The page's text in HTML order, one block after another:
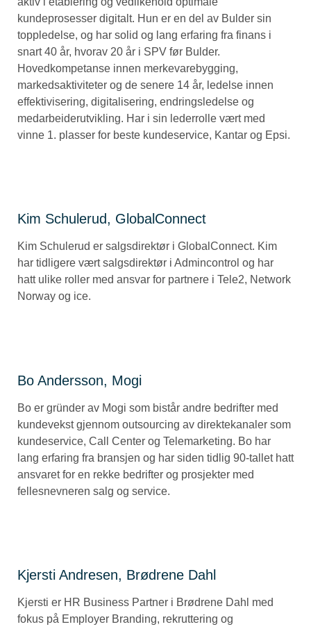
kundeprosesser digitalt. Hun er en del av Bulder sin
toppledelse, og har solid og lang erfaring fra finans i
snart 40 år, hvorav 20 år i SPV før Bulder.
Hovedkompetanse innen merkevarebygging,
markedsaktiviteter og de senere 14 år, ledelse innen
effektivisering, digitalisering, endringsledelse og
medarbeiderutvikling. Har i sin lederrolle vært med
vinne 1. plasser for beste kundeservice, Kantar og Epsi.
Kim Schulerud, GlobalConnect
Kim Schulerud er salgsdirektør i GlobalConnect. Kim
har tidligere vært salgsdirektør i Admincontrol og har
hatt ulike roller med ansvar for partnere i Tele2, Network
Norway og ice.
Bo Andersson, Mogi
Bo er gründer av Mogi som bistår andre bedrifter med
kundevekst gjennom outsourcing av direktekanaler som
kundeservice, Call Center og Telemarketing. Bo har
lang erfaring fra bransjen og har siden tidlig 90-tallet hatt
ansvaret for en rekke bedrifter og prosjekter med
fellesnevneren salg og service.
Kjersti Andresen, Brødrene Dahl
Kjersti er HR Business Partner i Brødrene Dahl med
fokus på Employer Branding, rekruttering og